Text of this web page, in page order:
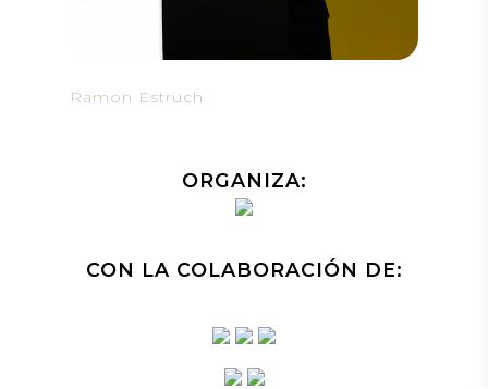
Ramon Estruch
ORGANIZA:
CON LA COLABORACIÓN DE: